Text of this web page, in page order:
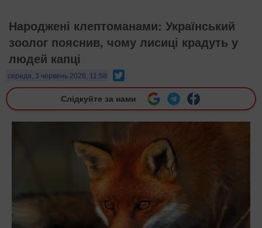
Народжені клептоманами: Український
зоолог пояснив, чому лисиці крадуть у
людей капці
середа, 3 червень 2026, 11:58
Слідкуйте за нами